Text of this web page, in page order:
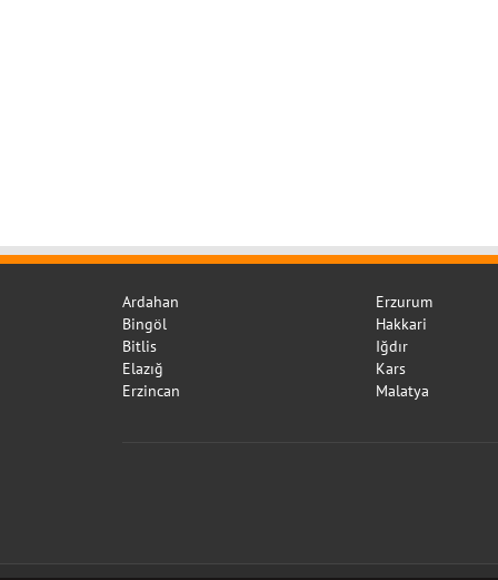
Ardahan
Bingöl
Bitlis
Elazığ
Erzincan
Erzurum
Hakkari
Iğdır
Kars
Malatya